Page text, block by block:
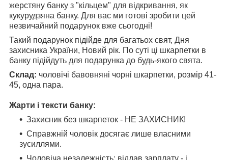
жерстяну банку з "кільцем" для відкривання, як
кукурудзяна банку. Для вас ми готові зробити цей
незвичайний подарунок вже сьогодні!
Такий подарунок підійде для багатьох свят, Дня
захисника України, Новий рік. По суті ці шкарпетки в
банку підійдуть для подарунка до будь-якого свята.
Склад: чоловічі бавовняні чорні шкарпетки, розмір 41-
45, одна пара.
Жарти і тексти банку:
Захисник без шкарпеток - НЕ ЗАХИСНИК! ⠀ ⠀
Справжній чоловік досягає лише власними
зусиллями.
Чоловіча незалежність: віддав зарплату - і